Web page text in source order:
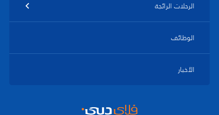
الرحلات الرائجة
الوظائف
الأخبار